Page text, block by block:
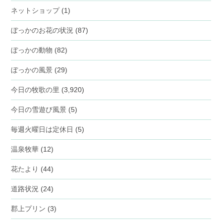
ネットショップ (1)
ぼっかのお花の状況 (87)
ぼっかの動物 (82)
ぼっかの風景 (29)
今日の牧歌の里 (3,920)
今日の雪遊び風景 (5)
毎週火曜日は定休日 (5)
温泉牧華 (12)
花たより (44)
道路状況 (24)
郡上プリン (3)